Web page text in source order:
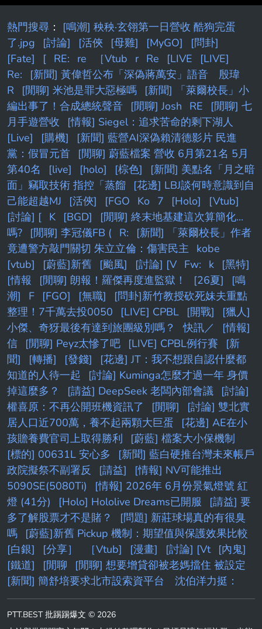
熱門搜尋 ： [鳴潮] 秧秧·玄翎第一日營收 酷狗完蛋
了.jpg
[討論] [活俠 [母雞] [MyGO]
[問卦]
[Fate]
[ RE: re ［Vtub r Re [LIVE
[LIVE]
Re:
[新聞] 黃偉哲公布「深偽蔣萬安」語音 殷瑋
R
[閒聊] 米池是罪大惡極嗎
[新聞] 「萊爾校長」小
編出事了！合成總統聲音
[閒聊] Josh RE
[閒聊] 七
月手遊營收
[情報] Siegel：追求苦命的剩下湖人
[Live]
[購機]
[新聞] 藍營AI深偽賴清德影片 民進
黨：假冒元首
[閒聊] 蔚藍檔案 營收 6月第21名 5月
第40名
[live] [holo] [棕色]
[新聞] 美點名「月之暗
面」竊取技術 指控「蒸餾
[花邊] LBJ談何時意識到自
己能超越MJ
[活俠] [FGO Ko 7 [Holo]
[Vtub]
[討論] [ K [BGD]
[閒聊] 終末地基建這次算簡化...
嗎?
[閒聊] 李冠儀FB ( R:
[新聞] 「萊爾校長」作者
竟遭警方敲門關切 朱立立倫：傷害民主
kobe
[vtub]
[蔚藍]新舊 [颱風] [討論] [V Fw: k
[黑特]
[情報
[閒聊] 朗報！羅傑再度進監獄！ [26夏]
[鳴
潮]
F [FGO] [無職]
[問卦]新竹教授砍死妹夫重點
整理！7千萬去投0050
[LIVE] CPBL [開戰]
[獵人]
小傑、奇犽最後有達到旅團級別嗎？
快訊／
[情報]
信
[閒聊] Peyz太慘了吧 [LIVE] CPBL例行賽
[新
聞]
[轉播] [發錢]
[花邊] JT：我不想跟自認什麼都
知道的人待一起
[討論] Kuminga怎麼才過一年 身價
掉這麼多？
[請益] DeepSeek 老闆內部會議
[討論]
權喜原：不再公開班機資訊了
[閒聊]
[討論] 雙北實
居人口近700萬，養不起兩顆大巨蛋
[花邊] AE在小
孩贍養費官司上取得勝利
[蔚藍] 檔案大小保機制
[標的] 00631L 安心多
[新聞] 藍白硬推台灣未來帳戶
政院擬祭不副署反
[請益]
[情報] NV可能推出
5090SE(5080Ti)
[情報] 2026年 6月份景氣燈號 紅
燈 (41分)
[Holo] Hololive Dreams已開服
[請益] 要
多了解股票才不是賭？
[問題] 新莊球場真的有很臭
嗎
[蔚藍]新舊 Pickup 機制：期望值與保護效果比較
[白銀]
[分享］ ［Vtub] [漫畫] [討論] [Vt
[內鬼]
[鐵道]
[閒聊
[閒聊] 想要增貸卻被老媽擋住 被設定
[新聞] 簡舒培要求北市設索資平台 沈伯洋力挺：
PTT.BEST 批踢踢爆文 © 2026